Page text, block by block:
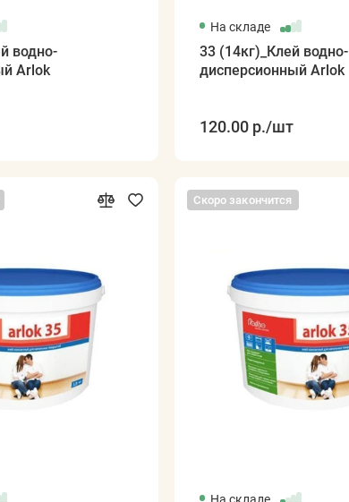
водно-
Arlok
На складе
33 (14кг)_Клей водно-
дисперсионный Arlok
120.00 р./шт
Скоро закончится